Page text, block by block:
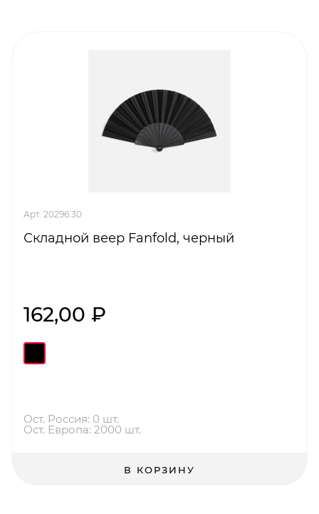
Арт. 20296.30
Складной веер Fanfold, черный
162,00 ₽
Ост. Россия: 0 шт.
Ост. Европа: 2000 шт.
В КОРЗИНУ